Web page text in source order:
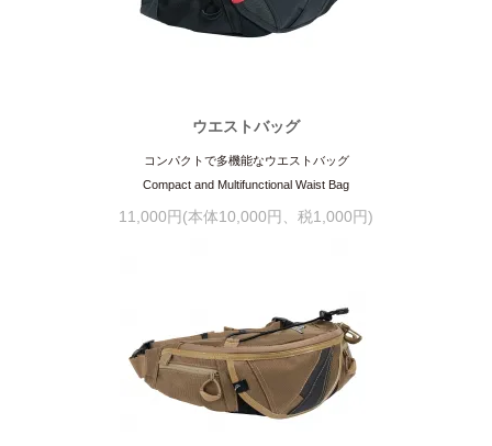
ウエストバッグ
コンパクトで多機能なウエストバッグ
Compact and Multifunctional Waist Bag
11,000円(本体10,000円、税1,000円)